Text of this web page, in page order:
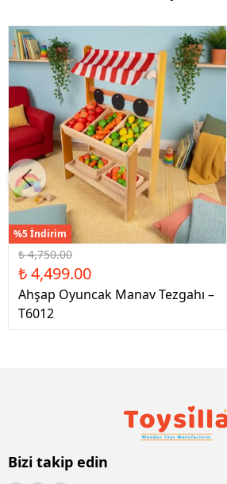
%5 İndirim
₺ 4,750.00
₺ 4,499.00
Ahşap Oyuncak Manav Tezgahı –
T6012
Bizi takip edin